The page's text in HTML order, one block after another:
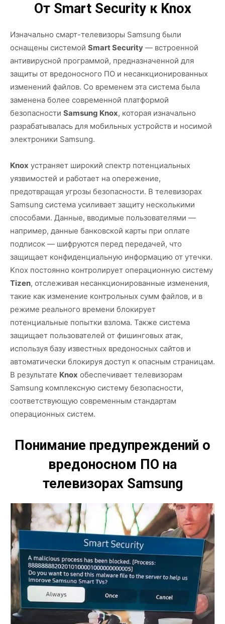
От Smart Security к Knox
Изначально смарт-телевизоры Samsung были
оснащены системой Smart Security — встроенной
антивирусной программой, предназначенной для
защиты от вредоносного ПО и несанкционированных
изменений файлов. Со временем эта система была
заменена более современной платформой
безопасности Samsung Knox, которая изначально
разрабатывалась для мобильных устройств и носимой
электроники Samsung.
Knox устраняет широкий спектр потенциальных
уязвимостей и работает на опережение,
предотвращая угрозы безопасности. В телевизорах
Samsung система усиливает защиту несколькими
способами. Данные, вводимые пользователями —
например, данные банковской карты при оплате
подписок — шифруются перед передачей, что
защищает конфиденциальную информацию от утечки.
Knox постоянно контролирует операционную систему
Tizen, отслеживая несанкционированные изменения,
такие как изменение контрольных сумм файлов, и в
режиме реального времени блокирует
потенциальные попытки взлома. Также система
защищает пользователей от фишинговых атак,
используя базу известных вредоносных сайтов и
автоматически блокируя доступ к опасным страницам.
В результате Knox обеспечивает телевизорам
Samsung комплексную систему безопасности,
соответствующую современным стандартам
операционных систем.
Понимание предупреждений о
вредоносном ПО на
телевизорах Samsung